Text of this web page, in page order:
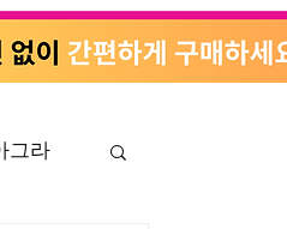
그라